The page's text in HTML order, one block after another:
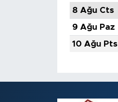
8 Ağu Cts
9 Ağu Paz
10 Ağu Pts